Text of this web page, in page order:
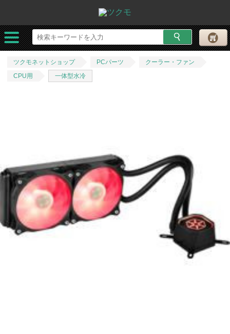
ツクモネットショップ PCパーツ
クーラー・ファン
CPU用
一体型水冷